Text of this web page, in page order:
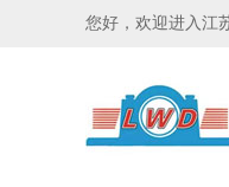
您好，欢迎进入江